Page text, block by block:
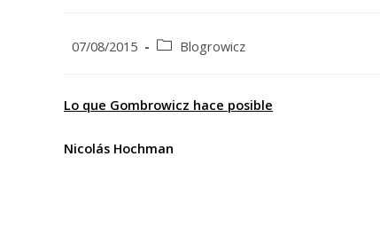
Publicación
entrada:
07/08/2015
Categoría
entrada:
Blogrowicz
Lo que Gombrowicz hace posible
Nicolás Hochman